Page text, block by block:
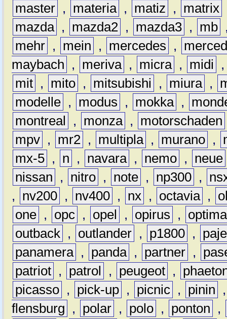
master , materia , matiz , matrix
mazda , mazda2 , mazda3 , mb
mehr , mein , mercedes ,
maybach
, meriva , micra , midi
mit , mito , mitsubishi , miura ,
modelle , modus , mokka ,
montreal
, monza , motorschaden
mpv , mr2 , multipla , murano ,
mx-5 , n , navara , nemo , neue
nissan
, nitro , note , np300 ,
,
nv200 , nv400 , nx , octavia ,
one , opc , opel , opirus ,
optima
outback , outlander , p1800 ,
panamera , panda , partner ,
patriot , patrol , peugeot ,
picasso , pick-up , picnic , pinin
flensburg
, polar , polo , ponton
,